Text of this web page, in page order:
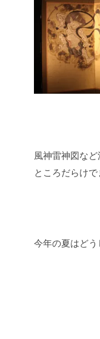
風神雷神図な
ところだらけ
今年の夏はどう